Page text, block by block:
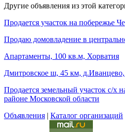
Другие объявления из этой
Продается участок на побережье
Продаю домовладение в
Апартаменты, 100 кв.м, Хорватия
Дмитровское ш, 45 км, д.Иванцево,
Продается земельный участок с/х
районе Московской области
Объявления | Каталог организаций